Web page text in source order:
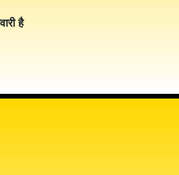
है